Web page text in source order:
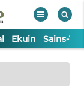
Ekuin Sains-